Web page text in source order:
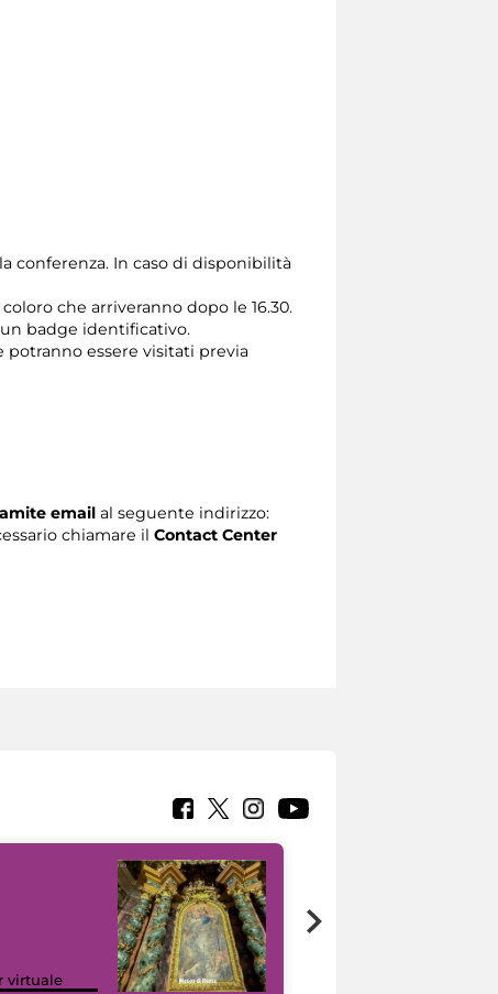
conferenza. In caso di disponibilità
che arriveranno dopo le 16.30.
badge identificativo.
potranno essere visitati previa
email al seguente indirizzo:
chiamare il Contact Center
virtuale